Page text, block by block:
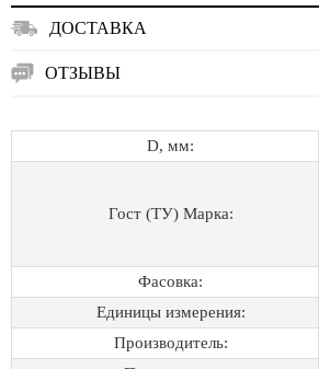
ДОСТАВКА
ОТЗЫВЫ
D, мм:
Гост (ТУ) Марка:
Фасовка:
Единицы измерения:
Производитель: